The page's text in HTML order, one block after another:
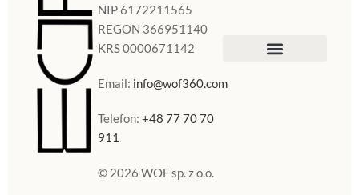
NIP 6172211565
REGON 366951140
KRS 0000671142
Email: info@wof360.com
Telefon:+48 77 70 70
911
© 2026 WOF sp. z o.o.